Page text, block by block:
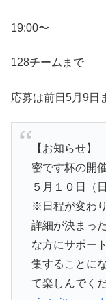
19:00〜
128チームまで
応募は前日5月9日
【お知らせ】
密です杯の開
５月１０日（
※日程が変わ
詳細が決まっ
な方にサポー
集することに
て楽しんでく